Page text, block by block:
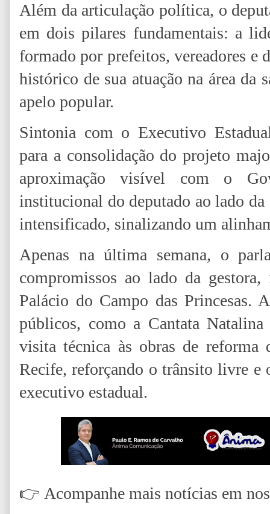
Além da articulação política, o
em dois pilares fundamentais: a
formado por prefeitos, vereadores
histórico de sua atuação na área da
apelo popular.
Sintonia com o Executivo
para a consolidação do projeto
aproximação visível com o
institucional do deputado ao lado
intensificado, sinalizando um
Apenas na última semana, o
compromissos ao lado da
Palácio do Campo das Princesas.
públicos, como a Cantata
visita técnica às obras de reforma
Recife, reforçando o trânsito livre e
executivo estadual.
👉 Acompanhe mais notícias em